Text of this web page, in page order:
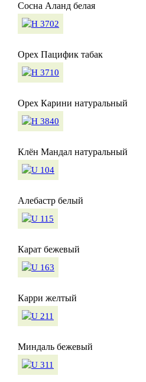
Сосна Аланд белая
Орех Пацифик табак
Орех Карини натуральный
Клён Мандал натуральный
Алебастр белый
Карат бежевый
Карри желтый
Миндаль бежевый